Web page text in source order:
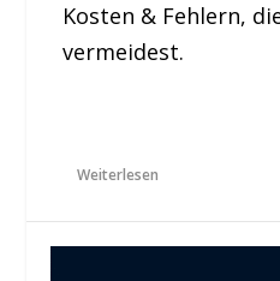
Kosten & Fehlern,
vermeidest.
Weiterlesen